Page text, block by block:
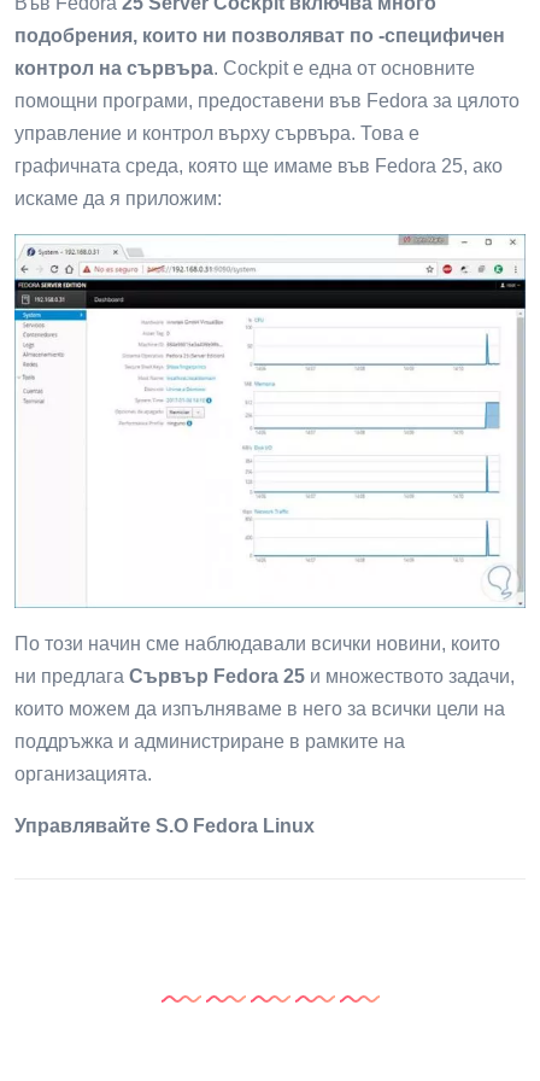
подобрения, които ни позволяват по -специфичен
контрол на сървъра. Cockpit е една от основните
помощни програми, предоставени във Fedora за цялото
управление и контрол върху сървъра. Това е
графичната среда, която ще имаме във Fedora 25, ако
искаме да я приложим:
По този начин сме наблюдавали всички новини, които
ни предлага Сървър Fedora 25 и множеството задачи,
които можем да изпълняваме в него за всички цели на
поддръжка и администриране в рамките на
организацията.
Управлявайте S.O Fedora Linux